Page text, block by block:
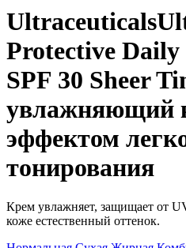
Ultraceuticals
Protective
SPF 30 Sheer
увлажняющий
эффектом
тонирования
Крем увлажняет, защищает от
коже естественный оттенок.